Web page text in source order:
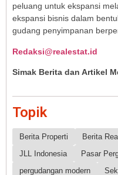
peluang untuk ekspansi
ekspansi bisnis dalam
gudang penyimpanan
Redaksi@realestat.id
Simak Berita dan Artikel
Topik
Berita Properti Berita
JLL Indonesia
Pasar
pergudangan modern